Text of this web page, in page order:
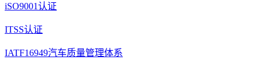
iSO9001认证
ITSS认证
IATF16949汽车质量管理体系